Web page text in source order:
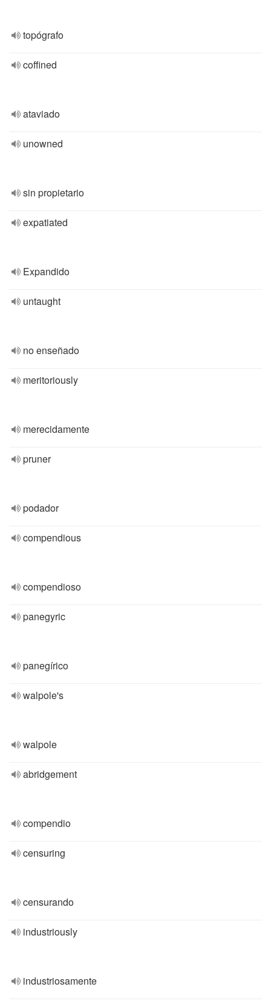
topógrafo
coffined
ataviado
unowned
sin propietario
expatiated
Expandido
untaught
no enseñado
meritoriously
merecidamente
pruner
podador
compendious
compendioso
panegyric
panegírico
walpole's
walpole
abridgement
compendio
censuring
censurando
industriously
industriosamente